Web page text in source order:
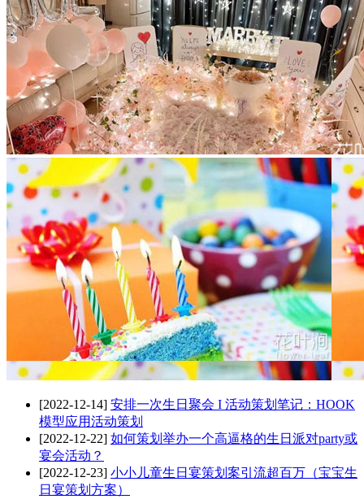
[2022-12-14] 安排一次生日聚会 I 活动策划笔记：HOOK
模型应用活动策划
[2022-12-22] 如何策划举办一个高逼格的生日派对party或
宴会活动？
[2022-12-23] 小小儿童生日宴策划案引流超百万（宝宝生
日宴策划方案）